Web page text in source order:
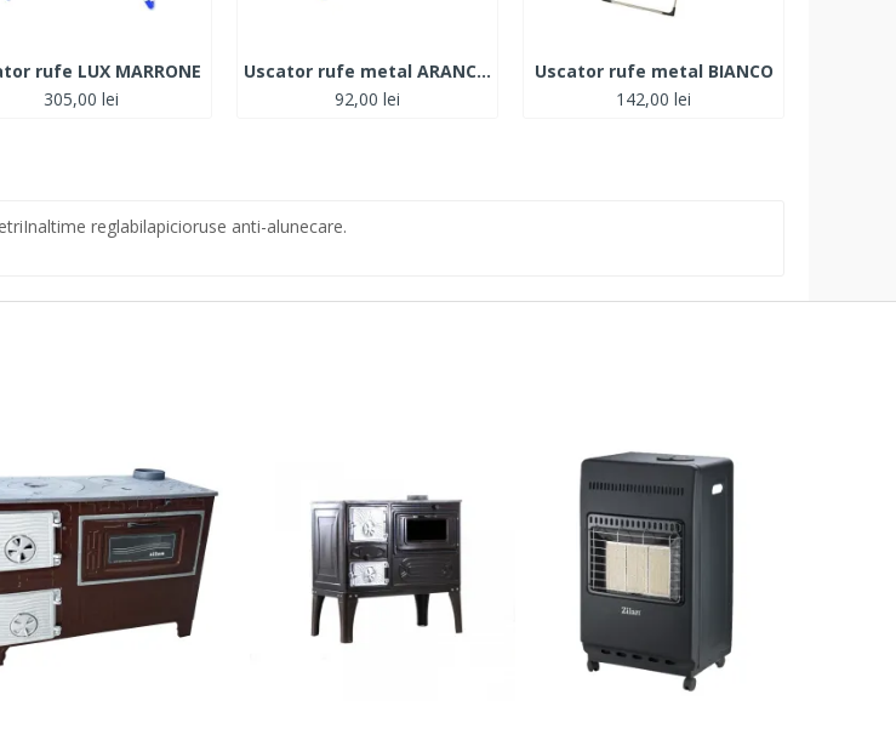
rufe LUX MARRONE
305,00 lei
Uscator rufe metal ARANCIOANE
92,00 lei
Uscator rufe metal BIANCO
142,00 lei
reglabilapicioruse anti-alunecare.